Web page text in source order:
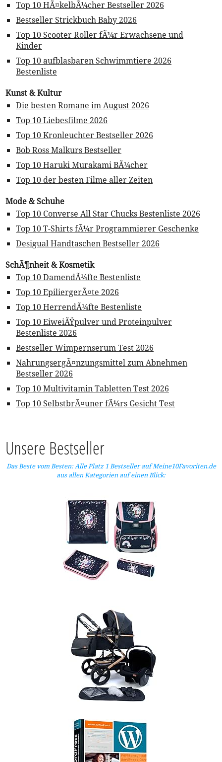
Top 10 HÃ¤kelbÃ¼cher Bestseller 2026
Bestseller Strickbuch Baby 2026
Top 10 Scooter Roller fÃ¼r Erwachsene und
Kinder
Top 10 aufblasbaren Schwimmtiere 2026
Bestenliste
Kunst & Kultur
Die besten Romane im August 2026
Top 10 Liebesfilme 2026
Top 10 Kronleuchter Bestseller 2026
Bob Ross Malkurs Bestseller
Top 10 Haruki Murakami BÃ¼cher
Top 10 der besten Filme aller Zeiten
Mode & Schuhe
Top 10 Converse All Star Chucks Bestenliste 2026
Top 10 T-Shirts fÃ¼r Programmierer Geschenke
Desigual Handtaschen Bestseller 2026
SchÃ¶nheit & Kosmetik
Top 10 DamendÃ¼fte Bestenliste
Top 10 EpiliergerÃ¤te 2026
Top 10 HerrendÃ¼fte Bestenliste
Top 10 EiweiÃŸpulver und Proteinpulver
Bestenliste 2026
Bestseller Wimpernserum Test 2026
NahrungsergÃ¤nzungsmittel zum Abnehmen
Bestseller 2026
Top 10 Multivitamin Tabletten Test 2026
Top 10 SelbstbrÃ¤uner fÃ¼rs Gesicht Test
Unsere Bestseller
Das Beste vom Besten: Alle Platz 1 Bestseller auf Meine10Favoriten.de
aus allen Kategorien auf einen Blick: